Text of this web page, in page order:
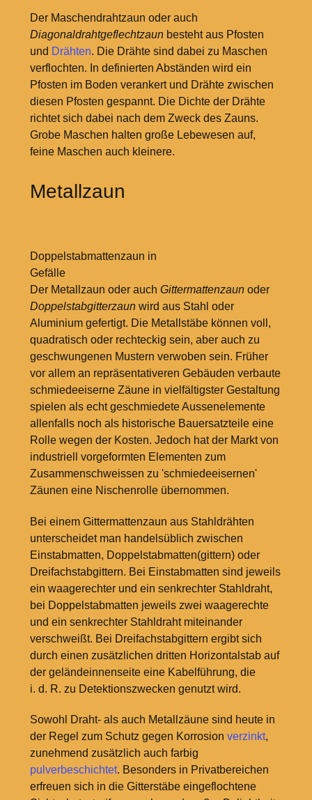
Der Maschendrahtzaun oder auch
Diagonaldrahtgeflechtzaunbesteht aus Pfosten
und Drähten. Die Drähte sind dabei zu Maschen
verflochten. In definierten Abständen wird ein
Pfosten im Boden verankert und Drähte zwischen
diesen Pfosten gespannt. Die Dichte der Drähte
richtet sich dabei nach dem Zweck des Zauns.
Grobe Maschen halten große Lebewesen auf,
feine Maschen auch kleinere.
Metallzaun
Doppelstabmattenzaun in
Gefälle
Der Metallzaun oder auch Gittermattenzaunoder
Doppelstabgitterzaunwird aus Stahl oder
Aluminium gefertigt. Die Metallstäbe können voll,
quadratisch oder rechteckig sein, aber auch zu
geschwungenen Mustern verwoben sein. Früher
vor allem an repräsentativeren Gebäuden verbaute
schmiedeeiserne Zäune in vielfältigster Gestaltung
spielen als echt geschmiedete Aussenelemente
allenfalls noch als historische Bauersatzteile eine
Rolle wegen der Kosten. Jedoch hat der Markt von
industriell vorgeformten Elementen zum
Zusammenschweissen zu 'schmiedeeisernen'
Zäunen eine Nischenrolle übernommen.
Bei einem Gittermattenzaun aus Stahldrähten
unterscheidet man handelsüblich zwischen
Einstabmatten, Doppelstabmatten(gittern) oder
Dreifachstabgittern. Bei Einstabmatten sind jeweils
ein waagerechter und ein senkrechter Stahldraht,
bei Doppelstabmatten jeweils zwei waagerechte
und ein senkrechter Stahldraht miteinander
verschweißt. Bei Dreifachstabgittern ergibt sich
durch einen zusätzlichen dritten Horizontalstab auf
der geländeinnenseite eine Kabelführung, die
i. d. R. zu Detektionszwecken genutzt wird.
Sowohl Draht- als auch Metallzäune sind heute in
der Regel zum Schutz gegen Korrosion verzinkt,
zunehmend zusätzlich auch farbig
pulverbeschichtet. Besonders in Privatbereichen
erfreuen sich in die Gitterstäbe eingeflochtene